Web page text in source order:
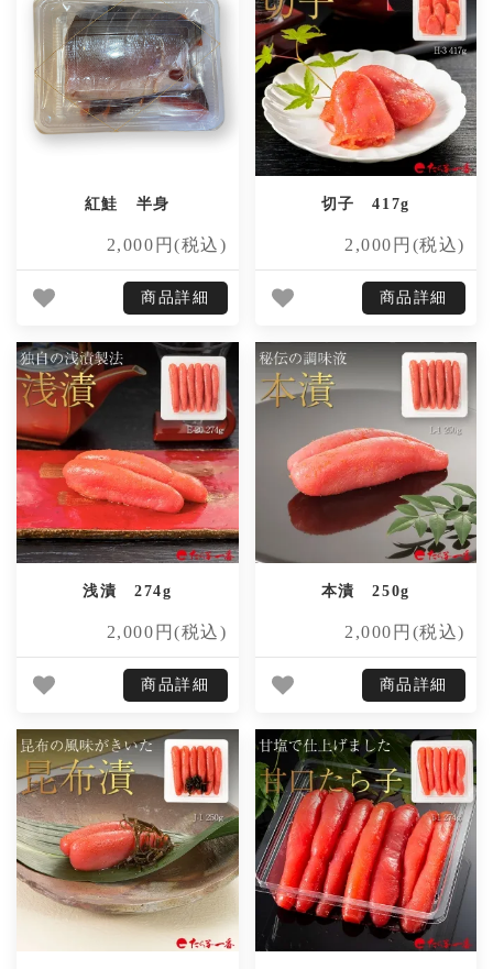
紅鮭 半身
2,000円(税込)
商品詳細
切子 417g
2,000円(税込)
商品詳細
浅漬 274g
2,000円(税込)
商品詳細
本漬 250g
2,000円(税込)
商品詳細